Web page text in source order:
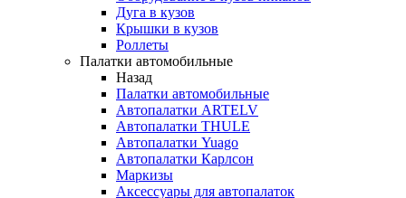
Дуга в кузов
Крышки в кузов
Роллеты
Палатки автомобильные
Назад
Палатки автомобильные
Автопалатки ARTELV
Автопалатки THULE
Автопалатки Yuago
Автопалатки Карлсон
Маркизы
Аксессуары для автопалаток